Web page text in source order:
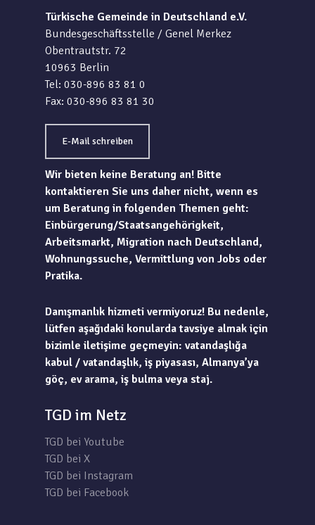
Türkische Gemeinde in Deutschland e.V.
Bundesgeschäftsstelle / Genel Merkez
Obentrautstr. 72
10963 Berlin
Tel: 030-896 83 81 0
Fax: 030-896 83 81 30
E-Mail schreiben
Wir bieten keine Beratung an! Bitte
kontaktieren Sie uns daher nicht, wenn es
um Beratung in folgenden Themen geht:
Einbürgerung/Staatsangehörigkeit,
Arbeitsmarkt, Migration nach Deutschland,
Wohnungssuche, Vermittlung von Jobs oder
Pratika.
Danışmanlık hizmeti vermiyoruz! Bu nedenle,
lütfen aşağıdaki konularda tavsiye almak için
bizimle iletişime geçmeyin: vatandaşlığa
kabul / vatandaşlık, iş piyasası, Almanya’ya
göç, ev arama, iş bulma veya staj.
TGD im Netz
TGD bei Youtube
TGD bei X
TGD bei Instagram
TGD bei Facebook